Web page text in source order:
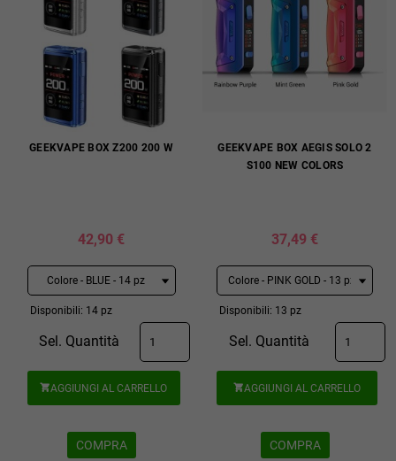
GEEKVAPE BOX Z200 200 W
42,90 €
Disponibili: 14 pz
Sel. Quantità
AGGIUNGI AL CARRELLO
COMPRA
GEEKVAPE BOX AEGIS SOLO 2
S100 NEW COLORS
37,49 €
Disponibili: 13 pz
Sel. Quantità
AGGIUNGI AL CARRELLO
COMPRA